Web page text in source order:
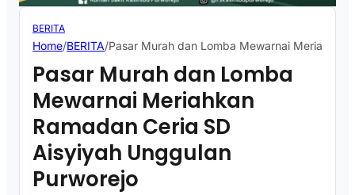
BERITA
Home/BERITA/Pasar Murah dan Lomba Mewarnai Meriahkan
Pasar Murah dan Lomba
Mewarnai Meriahkan
Ramadan Ceria SD
Aisyiyah Unggulan
Purworejo